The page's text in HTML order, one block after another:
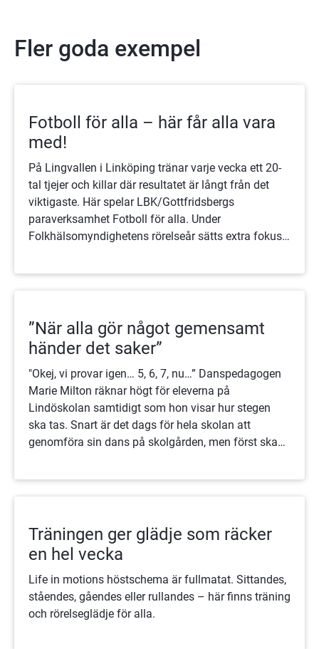
Fler goda exempel
Fotboll för alla – här får alla vara
med!
På Lingvallen i Linköping tränar varje vecka ett 20-
tal tjejer och killar där resultatet är långt från det
viktigaste. Här spelar LBK/Gottfridsbergs
paraverksamhet Fotboll för alla. Under
Folkhälsomyndighetens rörelseår sätts extra fokus
funnits länge.
”När alla gör något gemensamt
händer det saker”
"Okej, vi provar igen… 5, 6, 7, nu…” Danspedagogen
Marie Milton räknar högt för eleverna på
Lindöskolan samtidigt som hon visar hur stegen
ska tas. Snart är det dags för hela skolan att
genomföra sin dans på skolgården, men först ska
Träningen ger glädje som räcker
en hel vecka
Life in motions höstschema är fullmatat. Sittandes,
ståendes, gåendes eller rullandes – här finns träning
och rörelseglädje för alla.